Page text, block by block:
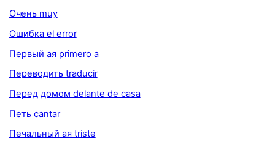
Очень muy
Ошибка el error
Первый ая primero a
Переводить traducir
Перед домом delante de casa
Петь cantar
Печальный ая triste